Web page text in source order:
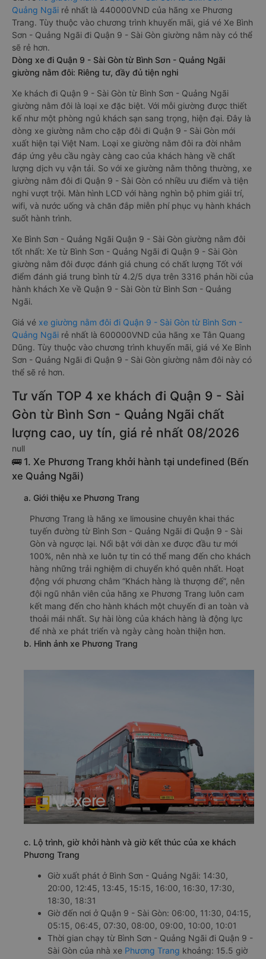
Quảng Ngãi rẻ nhất là 440000VND của hãng xe Phương
Trang. Tùy thuộc vào chương trình khuyến mãi, giá vé Xe Bình
Sơn - Quảng Ngãi đi Quận 9 - Sài Gòn giường nằm này có thể
sẽ rẻ hơn.
Dòng xe đi Quận 9 - Sài Gòn từ Bình Sơn - Quảng Ngãi
giường nằm đôi: Riêng tư, đầy đủ tiện nghi
Xe khách đi Quận 9 - Sài Gòn từ Bình Sơn - Quảng Ngãi
giường nằm đôi là loại xe đặc biệt. Với mỗi giường được thiết
kế như một phòng ngủ khách sạn sang trọng, hiện đại. Đây là
dòng xe giường nằm cho cặp đôi đi Quận 9 - Sài Gòn mới
xuất hiện tại Việt Nam. Loại xe giường nằm đôi ra đời nhằm
đáp ứng yêu cầu ngày càng cao của khách hàng về chất
lượng dịch vụ vận tải. So với xe giường nằm thông thường, xe
giường nằm đôi đi Quận 9 - Sài Gòn có nhiều ưu điểm và tiện
nghi vượt trội. Màn hình LCD với hàng nghìn bộ phim giải trí,
wifi, và nước uống và chăn đắp miễn phí phục vụ hành khách
suốt hành trình.
Xe Bình Sơn - Quảng Ngãi Quận 9 - Sài Gòn giường nằm đôi
tốt nhất: Xe từ Bình Sơn - Quảng Ngãi đi Quận 9 - Sài Gòn
giường nằm đôi được đánh giá chung có chất lượng Tốt với
điểm đánh giá trung bình từ 4.2/5 dựa trên 3316 phản hồi của
hành khách Xe về Quận 9 - Sài Gòn từ Bình Sơn - Quảng
Ngãi.
Giá vé xe giường nằm đôi đi Quận 9 - Sài Gòn từ Bình Sơn -
Quảng Ngãi rẻ nhất là 600000VND của hãng xe Tân Quang
Dũng. Tùy thuộc vào chương trình khuyến mãi, giá vé Xe Bình
Sơn - Quảng Ngãi đi Quận 9 - Sài Gòn giường nằm đôi này có
thể sẽ rẻ hơn.
Tư vấn TOP 4 xe khách đi Quận 9 - Sài
Gòn từ Bình Sơn - Quảng Ngãi chất
lượng cao, uy tín, giá rẻ nhất 08/2026
null
🚌 1. Xe Phương Trang khởi hành tại undefined (Bến
xe Quảng Ngãi)
a. Giới thiệu xe Phương Trang
Phương Trang là hãng xe limousine chuyên khai thác
tuyến đường từ Bình Sơn - Quảng Ngãi đi Quận 9 - Sài
Gòn và ngược lại. Nổi bật với dàn xe được đầu tư mới
100%, nên nhà xe luôn tự tin có thể mang đến cho khách
hàng những trải nghiệm di chuyển khó quên nhất. Hoạt
động với phương châm “Khách hàng là thượng đế”, nên
đội ngũ nhân viên của hãng xe Phương Trang luôn cam
kết mang đến cho hành khách một chuyến đi an toàn và
thoải mái nhất. Sự hài lòng của khách hàng là động lực
để nhà xe phát triển và ngày càng hoàn thiện hơn.
b. Hình ảnh xe Phương Trang
c. Lộ trình, giờ khởi hành và giờ kết thúc của xe khách
Phương Trang
Giờ xuất phát ở Bình Sơn - Quảng Ngãi: 14:30,
20:00, 12:45, 13:45, 15:15, 16:00, 16:30, 17:30,
18:30, 18:31
Giờ đến nơi ở Quận 9 - Sài Gòn: 06:00, 11:30, 04:15,
05:15, 06:45, 07:30, 08:00, 09:00, 10:00, 10:01
Thời gian chạy từ Bình Sơn - Quảng Ngãi đi Quận 9 -
Sài Gòn của nhà xe Phương Trang khoảng: 15.5 giờ